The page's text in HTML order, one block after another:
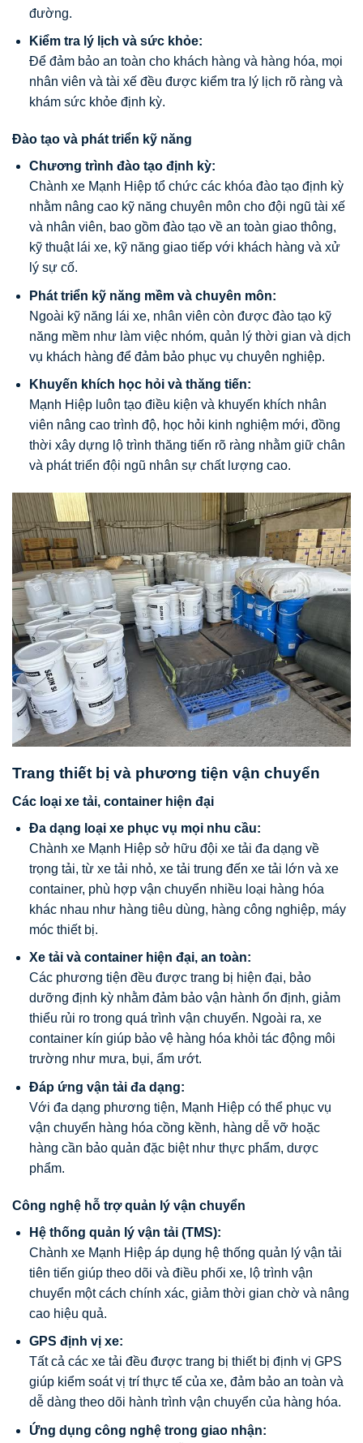
đường.
Kiểm tra lý lịch và sức khỏe:
Để đảm bảo an toàn cho khách hàng và hàng hóa, mọi
nhân viên và tài xế đều được kiểm tra lý lịch rõ ràng và
khám sức khỏe định kỳ.
Đào tạo và phát triển kỹ năng
Chương trình đào tạo định kỳ:
Chành xe Mạnh Hiệp tổ chức các khóa đào tạo định kỳ
nhằm nâng cao kỹ năng chuyên môn cho đội ngũ tài xế
và nhân viên, bao gồm đào tạo về an toàn giao thông,
kỹ thuật lái xe, kỹ năng giao tiếp với khách hàng và xử
lý sự cố.
Phát triển kỹ năng mềm và chuyên môn:
Ngoài kỹ năng lái xe, nhân viên còn được đào tạo kỹ
năng mềm như làm việc nhóm, quản lý thời gian và dịch
vụ khách hàng để đảm bảo phục vụ chuyên nghiệp.
Khuyến khích học hỏi và thăng tiến:
Mạnh Hiệp luôn tạo điều kiện và khuyến khích nhân
viên nâng cao trình độ, học hỏi kinh nghiệm mới, đồng
thời xây dựng lộ trình thăng tiến rõ ràng nhằm giữ chân
và phát triển đội ngũ nhân sự chất lượng cao.
Trang thiết bị và phương tiện vận chuyển
Các loại xe tải, container hiện đại
Đa dạng loại xe phục vụ mọi nhu cầu:
Chành xe Mạnh Hiệp sở hữu đội xe tải đa dạng về
trọng tải, từ xe tải nhỏ, xe tải trung đến xe tải lớn và xe
container, phù hợp vận chuyển nhiều loại hàng hóa
khác nhau như hàng tiêu dùng, hàng công nghiệp, máy
móc thiết bị.
Xe tải và container hiện đại, an toàn:
Các phương tiện đều được trang bị hiện đại, bảo
dưỡng định kỳ nhằm đảm bảo vận hành ổn định, giảm
thiểu rủi ro trong quá trình vận chuyển. Ngoài ra, xe
container kín giúp bảo vệ hàng hóa khỏi tác động môi
trường như mưa, bụi, ẩm ướt.
Đáp ứng vận tải đa dạng:
Với đa dạng phương tiện, Mạnh Hiệp có thể phục vụ
vận chuyển hàng hóa cồng kềnh, hàng dễ vỡ hoặc
hàng cần bảo quản đặc biệt như thực phẩm, dược
phẩm.
Công nghệ hỗ trợ quản lý vận chuyển
Hệ thống quản lý vận tải (TMS):
Chành xe Mạnh Hiệp áp dụng hệ thống quản lý vận tải
tiên tiến giúp theo dõi và điều phối xe, lộ trình vận
chuyển một cách chính xác, giảm thời gian chờ và nâng
cao hiệu quả.
GPS định vị xe:
Tất cả các xe tải đều được trang bị thiết bị định vị GPS
giúp kiểm soát vị trí thực tế của xe, đảm bảo an toàn và
dễ dàng theo dõi hành trình vận chuyển của hàng hóa.
Ứng dụng công nghệ trong giao nhận: